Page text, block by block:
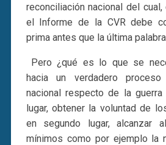
reconciliación nacional del
el Informe de la CVR debe
prima antes que la última
Pero ¿qué es lo que se
hacia un verdadero
nacional respecto de la guerra
lugar, obtener la voluntad de
en segundo lugar, alcanzar
mínimos como por ejemplo la